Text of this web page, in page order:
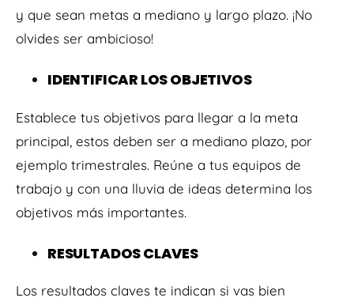
y que sean metas a mediano y largo plazo. ¡No
olvides ser ambicioso!
IDENTIFICAR LOS OBJETIVOS
Establece tus objetivos para llegar a la meta
principal, estos deben ser a mediano plazo, por
ejemplo trimestrales. Reúne a tus equipos de
trabajo y con una lluvia de ideas determina los
objetivos más importantes.
RESULTADOS CLAVES
Los resultados claves te indican si vas bien